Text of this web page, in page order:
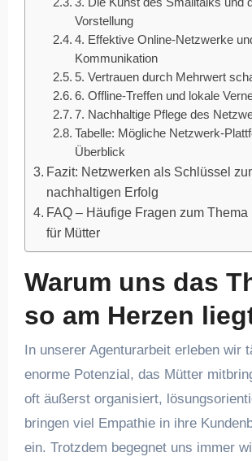
Vorstellung
4. Effektive Online-Netzwerke
Kommunikation
5. Vertrauen durch Mehrwert
6. Offline-Treffen und lokale
7. Nachhaltige Pflege des
Tabelle: Mögliche Netzwerk-
Überblick
Fazit: Netzwerken als Schlüssel
nachhaltigen Erfolg
FAQ – Häufige Fragen zum Thema
für Mütter
Warum uns das
so am Herzen
In unserer Agenturarbeit erleben wir
enorme Potenzial, das Mütter
oft äußerst organisiert,
bringen viel Empathie in ihre
ein. Trotzdem begegnet uns immer